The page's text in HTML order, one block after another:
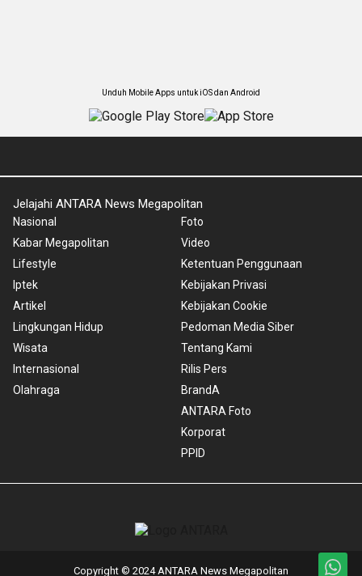
Unduh Mobile Apps untuk iOS dan Android
Jelajahi ANTARA News Megapolitan
Nasional
Kabar Megapolitan
Lifestyle
Iptek
Artikel
Lingkungan Hidup
Wisata
Internasional
Olahraga
Foto
Video
Ketentuan Penggunaan
Kebijakan Privasi
Kebijakan Cookie
Pedoman Media Siber
Tentang Kami
Rilis Pers
BrandA
ANTARA Foto
Korporat
PPID
Copyright © 2024 ANTARA News Megapolitan